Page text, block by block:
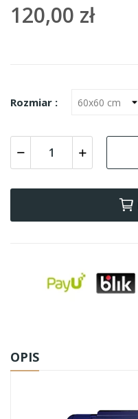
120,00 zł
Rozmiar :
OPIS